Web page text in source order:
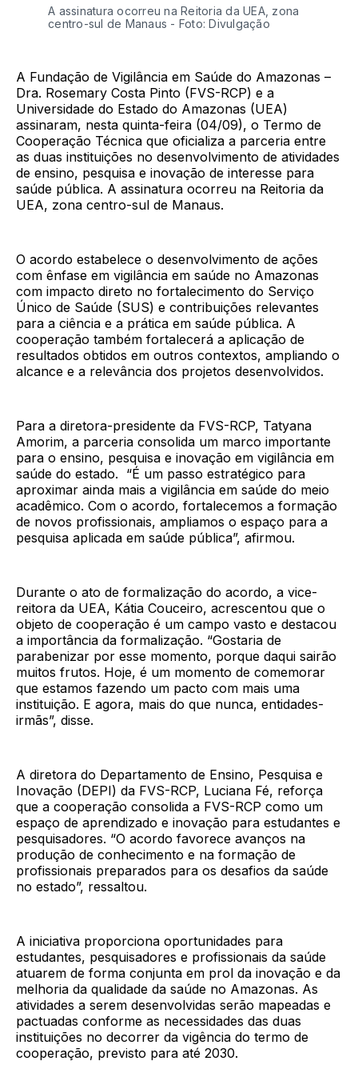
A assinatura ocorreu na Reitoria da UEA, zona
centro-sul de Manaus - Foto: Divulgação
A Fundação de Vigilância em Saúde do Amazonas –
Dra. Rosemary Costa Pinto (FVS-RCP) e a
Universidade do Estado do Amazonas (UEA)
assinaram, nesta quinta-feira (04/09), o Termo de
Cooperação Técnica que oficializa a parceria entre
as duas instituições no desenvolvimento de atividades
de ensino, pesquisa e inovação de interesse para
saúde pública. A assinatura ocorreu na Reitoria da
UEA, zona centro-sul de Manaus.
O acordo estabelece o desenvolvimento de ações
com ênfase em vigilância em saúde no Amazonas
com impacto direto no fortalecimento do Serviço
Único de Saúde (SUS) e contribuições relevantes
para a ciência e a prática em saúde pública. A
cooperação também fortalecerá a aplicação de
resultados obtidos em outros contextos, ampliando o
alcance e a relevância dos projetos desenvolvidos.
Para a diretora-presidente da FVS-RCP, Tatyana
Amorim, a parceria consolida um marco importante
para o ensino, pesquisa e inovação em vigilância em
saúde do estado. “É um passo estratégico para
aproximar ainda mais a vigilância em saúde do meio
acadêmico. Com o acordo, fortalecemos a formação
de novos profissionais, ampliamos o espaço para a
pesquisa aplicada em saúde pública”, afirmou.
Durante o ato de formalização do acordo, a vice-
reitora da UEA, Kátia Couceiro, acrescentou que o
objeto de cooperação é um campo vasto e destacou
a importância da formalização. “Gostaria de
parabenizar por esse momento, porque daqui sairão
muitos frutos. Hoje, é um momento de comemorar
que estamos fazendo um pacto com mais uma
instituição. E agora, mais do que nunca, entidades-
irmãs”, disse.
A diretora do Departamento de Ensino, Pesquisa e
Inovação (DEPI) da FVS-RCP, Luciana Fé, reforça
que a cooperação consolida a FVS-RCP como um
espaço de aprendizado e inovação para estudantes e
pesquisadores. “O acordo favorece avanços na
produção de conhecimento e na formação de
profissionais preparados para os desafios da saúde
no estado”, ressaltou.
A iniciativa proporciona oportunidades para
estudantes, pesquisadores e profissionais da saúde
atuarem de forma conjunta em prol da inovação e da
melhoria da qualidade da saúde no Amazonas. As
atividades a serem desenvolvidas serão mapeadas e
pactuadas conforme as necessidades das duas
instituições no decorrer da vigência do termo de
cooperação, previsto para até 2030.